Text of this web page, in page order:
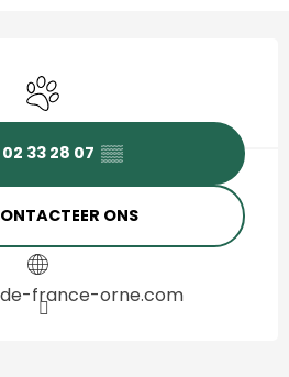
Dieren toegelaten
02 33 28 07 ▒▒
ONS
france-orne.com